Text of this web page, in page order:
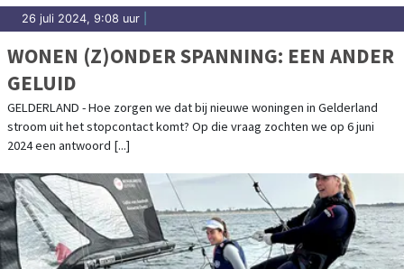
26 juli 2024, 9:08 uur
WONEN (Z)ONDER SPANNING: EEN ANDER
GELUID
GELDERLAND - Hoe zorgen we dat bij nieuwe woningen in Gelderland
stroom uit het stopcontact komt? Op die vraag zochten we op 6 juni
2024 een antwoord [...]